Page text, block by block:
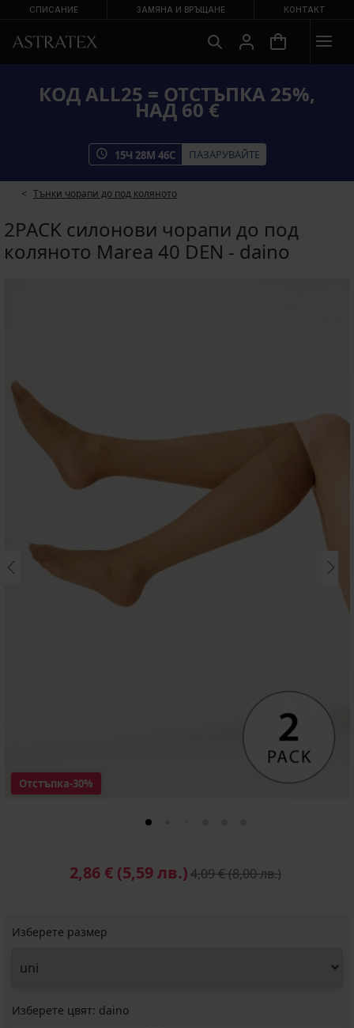
СПИСАНИЕ ЗАМЯНА И ВРЪЩАНЕ КОНТАКТ
КОД ALL25 = ОТСТЪПКА 25%,
НАД 60 €
15Ч 28М 46С ПАЗАРУВАЙТЕ
Тънки чорапи до под коляното
2PACK силонови чорапи до под
коляното Marea 40 DEN - daino
Отстъпка-30%
2,86 € (5,59 лв.)4,09 €(8,00 лв.)
Изберете размер
Изберете цвят: daino